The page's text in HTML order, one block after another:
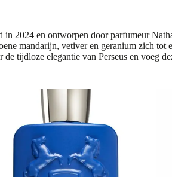
2024 en ontworpen door parfumeur
mandarijn, vetiver en geranium zich
tijdloze elegantie van Perseus en voeg